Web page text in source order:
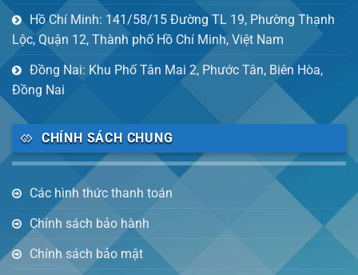
Hồ Chí Minh: 141/58/15 Đường TL 19, Phường Thạnh
Lộc, Quận 12, Thành phố Hồ Chí Minh, Việt Nam
Đồng Nai: Khu Phố Tân Mai 2, Phước Tân, Biên Hòa,
Đồng Nai
CHÍNH SÁCH CHUNG
Các hình thức thanh toán
Chính sách bảo hành
Chính sách bảo mật